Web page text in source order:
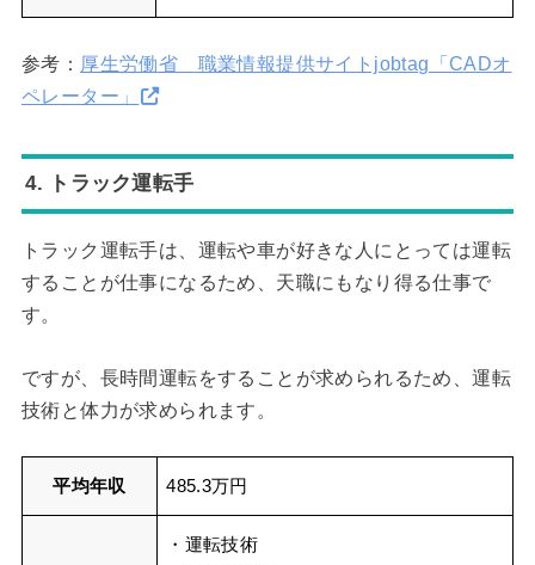
参考： 厚生労働省 職業情報提供サイトjobtag「CADオ
ペレーター」
4. トラック運転手
トラック運転手は、運転や車が好きな人にとっては運転
することが仕事になるため、天職にもなり得る仕事で
す。
ですが、長時間運転をすることが求められるため、運転
技術と体力が求められます。
平均年収 485.3万円
・運転技術